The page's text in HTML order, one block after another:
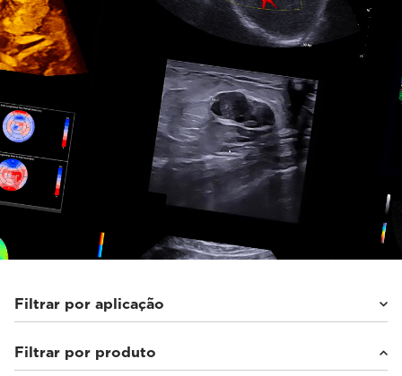
Filtrar por aplicação
Cardiovascular(3)
Imagem geral(6)
Filtrar por produto